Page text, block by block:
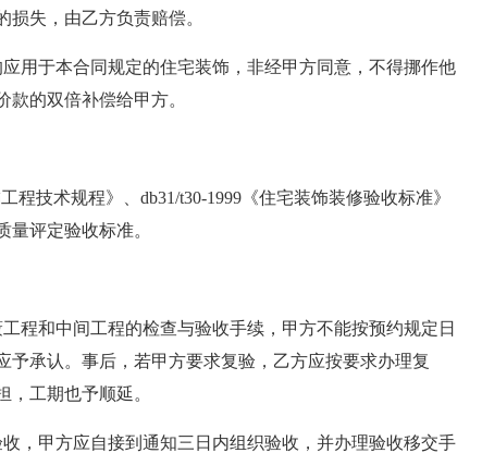
失，由乙方负责赔偿。
用于本合同规定的住宅装饰，非经甲方同意，不得挪作他
的双倍补偿给甲方。
程技术规程》、db31/t30-1999《住宅装饰装修验收标准》
评定验收标准。
程和中间工程的检查与验收手续，甲方不能按预约规定日
承认。事后，若甲方要求复验，乙方应按要求办理复
工期也予顺延。
，甲方应自接到通知三日内组织验收，并办理验收移交手